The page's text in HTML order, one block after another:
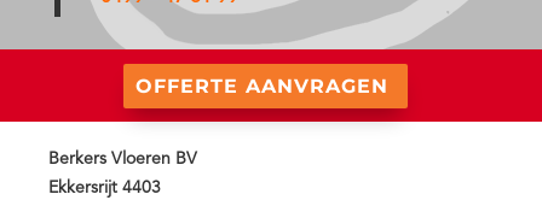
OFFERTE AANVRAGEN
Berkers Vloeren BV
Ekkersrijt 4403